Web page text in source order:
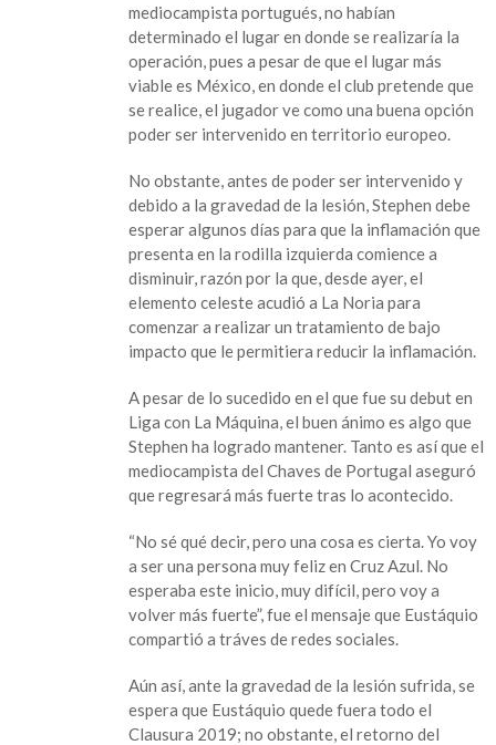
mediocampista portugués, no habían
determinado el lugar en donde se realizaría la
operación, pues a pesar de que el lugar más
viable es México, en donde el club pretende que
se realice, el jugador ve como una buena opción
poder ser intervenido en territorio europeo.
No obstante, antes de poder ser intervenido y
debido a la gravedad de la lesión, Stephen debe
esperar algunos días para que la inflamación que
presenta en la rodilla izquierda comience a
disminuir, razón por la que, desde ayer, el
elemento celeste acudió a La Noria para
comenzar a realizar un tratamiento de bajo
impacto que le permitiera reducir la inflamación.
A pesar de lo sucedido en el que fue su debut en
Liga con La Máquina, el buen ánimo es algo que
Stephen ha logrado mantener. Tanto es así que el
mediocampista del Chaves de Portugal aseguró
que regresará más fuerte tras lo acontecido.
“No sé qué decir, pero una cosa es cierta. Yo voy
a ser una persona muy feliz en Cruz Azul. No
esperaba este inicio, muy difícil, pero voy a
volver más fuerte”, fue el mensaje que Eustáquio
compartió a tráves de redes sociales.
Aún así, ante la gravedad de la lesión sufrida, se
espera que Eustáquio quede fuera todo el
Clausura 2019; no obstante, el retorno del